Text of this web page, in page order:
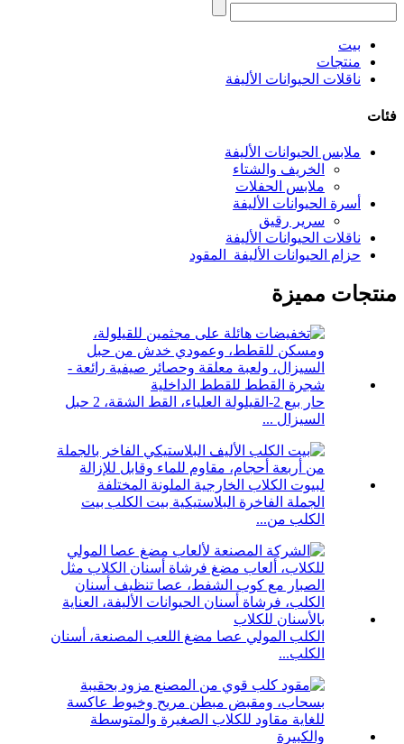
بيت
منتجات
ناقلات الحيوانات الأليفة
فئات
ملابس الحيوانات الأليفة
الخريف والشتاء
ملابس الحفلات
أسرة الحيوانات الأليفة
سرير رقيق
ناقلات الحيوانات الأليفة
حزام الحيوانات الأليفة_المقود
منتجات مميزة
حار بيع 2-القيلولة العلياء، القط الشقة، 2 حبل
السيزال ...
الجملة الفاخرة البلاستيكية بيت الكلب بيت
الكلب من...
الكلب المولي عصا مضغ اللعب المصنعة، أسنان
الكلب...